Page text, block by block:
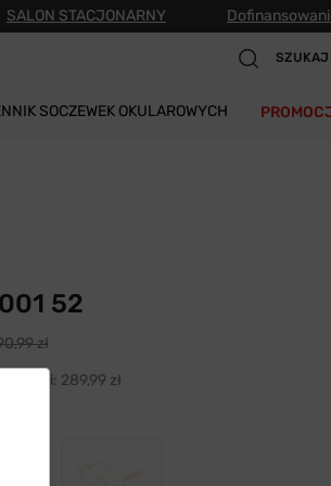
SALON STACJONARNY
SZUKAJ
SOCZEWEK OKULAROWYCH
52
zł
30 dni: 289,99 zł